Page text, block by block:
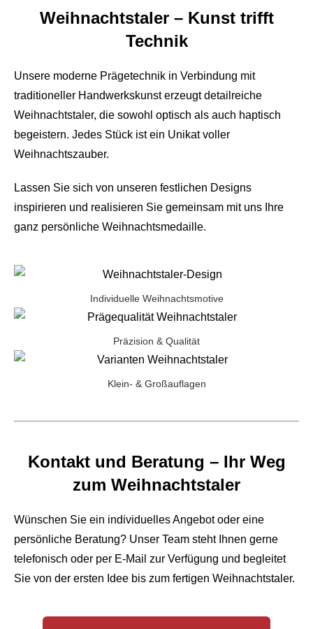
Weihnachtstaler – Kunst trifft
Technik
Unsere moderne Prägetechnik in Verbindung mit
traditioneller Handwerkskunst erzeugt detailreiche
Weihnachtstaler, die sowohl optisch als auch haptisch
begeistern. Jedes Stück ist ein Unikat voller
Weihnachtszauber.
Lassen Sie sich von unseren festlichen Designs
inspirieren und realisieren Sie gemeinsam mit uns Ihre
ganz persönliche Weihnachtsmedaille.
Individuelle Weihnachtsmotive
Präzision & Qualität
Klein- & Großauflagen
Kontakt und Beratung – Ihr Weg
zum Weihnachtstaler
Wünschen Sie ein individuelles Angebot oder eine
persönliche Beratung? Unser Team steht Ihnen gerne
telefonisch oder per E-Mail zur Verfügung und begleitet
Sie von der ersten Idee bis zum fertigen Weihnachtstaler.